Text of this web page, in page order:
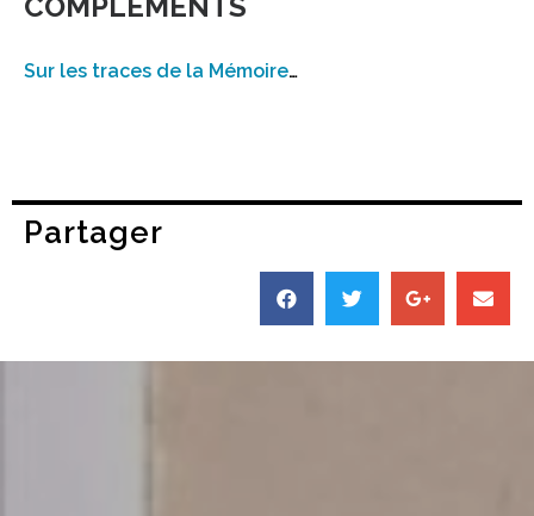
Sur les traces de la Mémoire…
Partager